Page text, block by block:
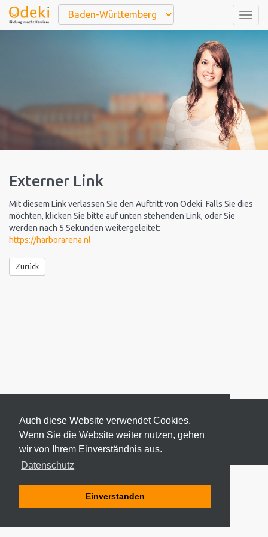
Auch diese Website verwendet Cookies.
Wenn Sie die Website weiter nutzen, gehen
wir von Ihrem Einverständnis aus.
Datenschutz
Einverstanden
Externer Link
Mit diesem Link verlassen Sie den Auftritt von Odeki. Falls Sie dies
möchten, klicken Sie bitte auf unten stehenden Link, oder Sie
werden nach 5 Sekunden weitergeleitet:
https://harborarena.nl
Zurück
© 2026 ODEKI - ALLE RECHTE VORBEHALTEN